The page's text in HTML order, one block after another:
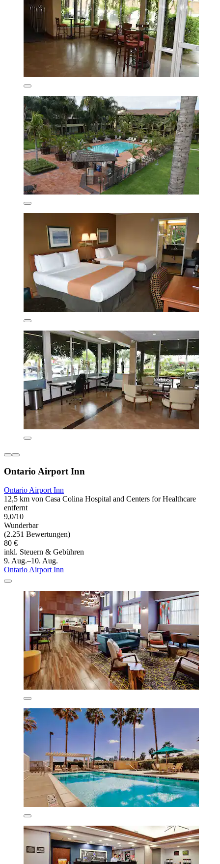
Ontario Airport Inn
Ontario Airport Inn
12,5 km von Casa Colina Hospital and Centers for Healthcare
entfernt
9,0/10
Wunderbar
(2.251 Bewertungen)
80 €
inkl. Steuern & Gebühren
9. Aug.–10. Aug.
Ontario Airport Inn